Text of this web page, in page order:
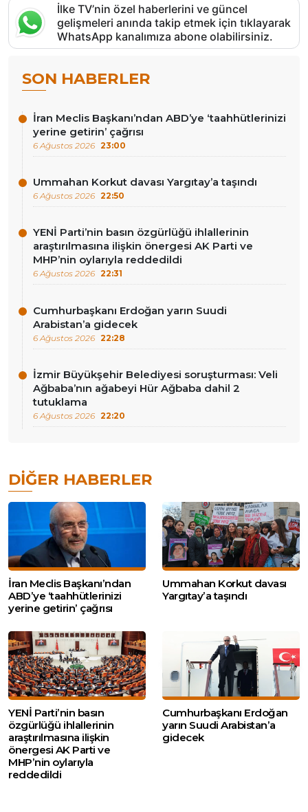
İlke TV’nin özel haberlerini ve güncel
gelişmeleri anında takip etmek için tıklayarak
WhatsApp kanalımıza abone olabilirsiniz.
SON HABERLER
İran Meclis Başkanı’ndan ABD’ye ‘taahhütlerinizi
yerine getirin’ çağrısı
6 Ağustos 2026 23:00
Ummahan Korkut davası Yargıtay’a taşındı
6 Ağustos 2026 22:50
YENİ Parti’nin basın özgürlüğü ihlallerinin
araştırılmasına ilişkin önergesi AK Parti ve
MHP’nin oylarıyla reddedildi
6 Ağustos 2026 22:31
Cumhurbaşkanı Erdoğan yarın Suudi
Arabistan’a gidecek
6 Ağustos 2026 22:28
İzmir Büyükşehir Belediyesi soruşturması: Veli
Ağbaba’nın ağabeyi Hür Ağbaba dahil 2
tutuklama
6 Ağustos 2026 22:20
DIĞER HABERLER
İran Meclis Başkanı’ndan
ABD’ye ‘taahhütlerinizi
yerine getirin’ çağrısı
Ummahan Korkut davası
Yargıtay’a taşındı
YENİ Parti’nin basın
özgürlüğü ihlallerinin
araştırılmasına ilişkin
önergesi AK Parti ve
MHP’nin oylarıyla
reddedildi
Cumhurbaşkanı Erdoğan
yarın Suudi Arabistan’a
gidecek